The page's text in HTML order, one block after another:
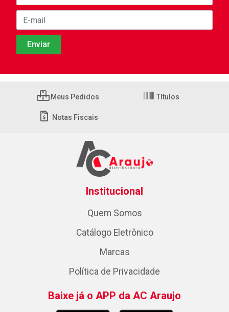
Meus Pedidos Títulos
Notas Fiscais
Institucional
Quem Somos
Catálogo Eletrônico
Marcas
Política de Privacidade
Baixe já o APP da AC Araujo